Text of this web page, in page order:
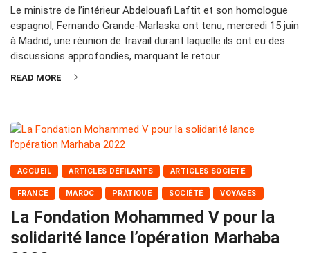
Le ministre de l’intérieur Abdelouafi Laftit et son homologue
espagnol, Fernando Grande-Marlaska ont tenu, mercredi 15 juin
à Madrid, une réunion de travail durant laquelle ils ont eu des
discussions approfondies, marquant le retour
READ MORE
ACCUEIL ARTICLES DÉFILANTS ARTICLES SOCIÉTÉ
FRANCE MAROC PRATIQUE SOCIÉTÉ VOYAGES
La Fondation Mohammed V pour la
solidarité lance l’opération Marhaba